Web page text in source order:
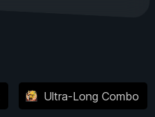
Ultra-Long Combo